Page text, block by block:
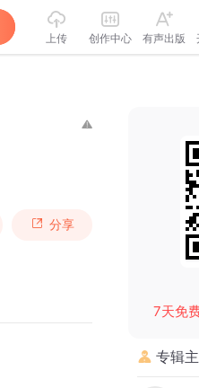
上传 创作中心 有声出版
分享
7天免
专辑